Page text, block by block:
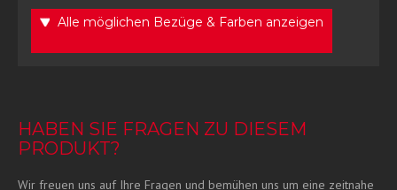
Alle möglichen Bezüge & Farben anzeigen
HABEN SIE FRAGEN ZU DIESEM
PRODUKT?
Wir freuen uns auf Ihre Fragen und bemühen uns um eine zeitnahe